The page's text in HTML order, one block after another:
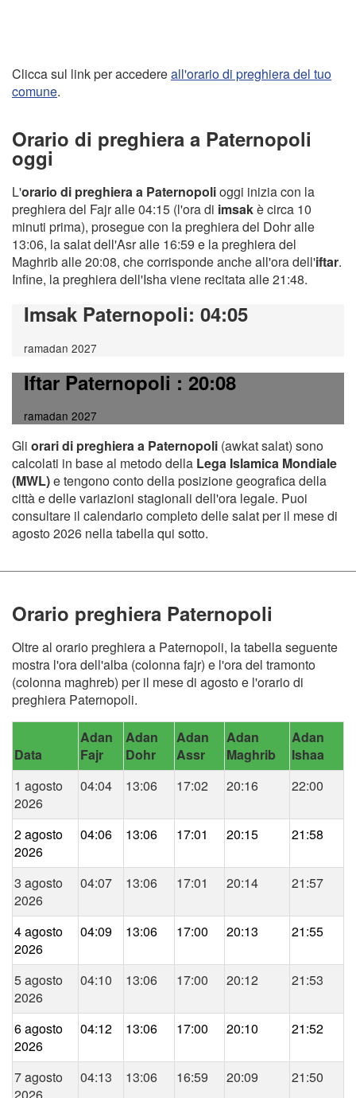
Clicca sul link per accedereall'orario di preghiera del tuo
comune.
Orario di preghiera a Paternopoli
oggi
L'orario di preghiera a Paternopolioggi inizia con la
preghiera del Fajr alle 04:15 (l'ora di imsakè circa 10
minuti prima), prosegue con la preghiera del Dohr alle
13:06, la salat dell'Asr alle 16:59 e la preghiera del
Maghrib alle 20:08, che corrisponde anche all'ora dell'iftar.
Infine, la preghiera dell'Isha viene recitata alle 21:48.
Imsak Paternopoli: 04:05
ramadan 2027
Iftar Paternopoli: 20:08
ramadan 2027
Gli orari di preghiera a Paternopoli (awkat salat) sono
calcolati in base al metodo della Lega Islamica Mondiale
(MWL)e tengono conto della posizione geografica della
città e delle variazioni stagionali dell'ora legale. Puoi
consultare il calendario completo delle salat per il mese di
agosto 2026 nella tabella qui sotto.
Orario preghiera Paternopoli
Oltre al orario preghiera a Paternopoli, la tabella seguente
mostra l'ora dell'alba (colonna fajr) e l'ora del tramonto
(colonna maghreb) per il mese di agosto e l'orario di
preghiera Paternopoli.
Data
Adan
Fajr
Adan
Dohr
Adan
Assr
Adan
Maghrib
Adan
Ishaa
1 agosto
2026
04:04 13:06 17:02 20:16 22:00
2 agosto
2026
04:06 13:06 17:01 20:15 21:58
3 agosto
2026
04:07 13:06 17:01 20:14 21:57
4 agosto
2026
04:09 13:06 17:00 20:13 21:55
5 agosto
2026
04:10 13:06 17:00 20:12 21:53
6 agosto
2026
04:12 13:06 17:00 20:10 21:52
7 agosto
04:13 13:06 16:59 20:09 21:50